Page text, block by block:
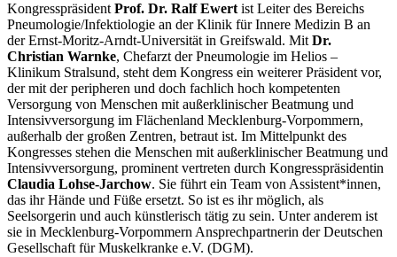
Kongresspräsident Prof. Dr. Ralf Ewert ist Leiter des Bereichs
Pneumologie/Infektiologie an der Klinik für Innere Medizin B an
der Ernst-Moritz-Arndt-Universität in Greifswald. Mit Dr.
Christian Warnke, Chefarzt der Pneumologie im Helios –
Klinikum Stralsund, steht dem Kongress ein weiterer Präsident vor,
der mit der peripheren und doch fachlich hoch kompetenten
Versorgung von Menschen mit außerklinischer Beatmung und
Intensivversorgung im Flächenland Mecklenburg-Vorpommern,
außerhalb der großen Zentren, betraut ist. Im Mittelpunkt des
Kongresses stehen die Menschen mit außerklinischer Beatmung und
Intensivversorgung, prominent vertreten durch Kongresspräsidentin
Claudia Lohse-Jarchow. Sie führt ein Team von Assistent*innen,
das ihr Hände und Füße ersetzt. So ist es ihr möglich, als
Seelsorgerin und auch künstlerisch tätig zu sein. Unter anderem ist
sie in Mecklenburg-Vorpommern Ansprechpartnerin der Deutschen
Gesellschaft für Muskelkranke e.V. (DGM).